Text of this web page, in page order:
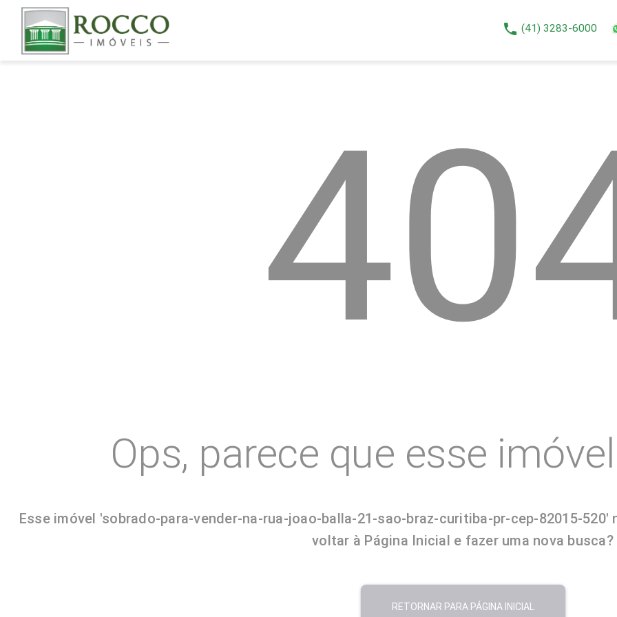
phone (41) 3283-6000
Ops, parece que esse
Esse imóvel 'sobrado-para-vender-na-rua-joao-balla-21-sao-braz-curitiba-pr-cep-82015-
voltar à Página Inicial e fazer uma nova busca?
RETORNAR PARA PÁGINA INICIAL